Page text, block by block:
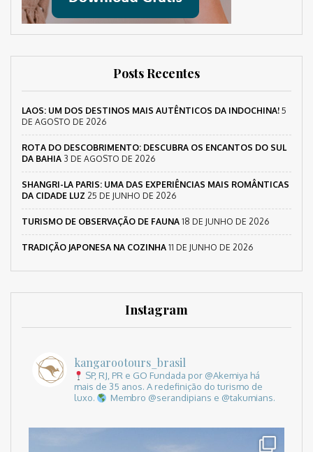
Posts Recentes
LAOS: UM DOS DESTINOS MAIS AUTÊNTICOS DA INDOCHINA! 5
DE AGOSTO DE 2026
ROTA DO DESCOBRIMENTO: DESCUBRA OS ENCANTOS DO SUL
DA BAHIA 3 DE AGOSTO DE 2026
SHANGRI-LA PARIS: UMA DAS EXPERIÊNCIAS MAIS ROMÂNTICAS
DA CIDADE LUZ 25 DE JUNHO DE 2026
TURISMO DE OBSERVAÇÃO DE FAUNA 18 DE JUNHO DE 2026
TRADIÇÃO JAPONESA NA COZINHA 11 DE JUNHO DE 2026
Instagram
kangarootours_brasil
SP, RJ, PR e GO Fundada por @Akemiya há
mais de 35 anos. A redefinição do turismo de
luxo.
Membro @serandipians e @takumians.